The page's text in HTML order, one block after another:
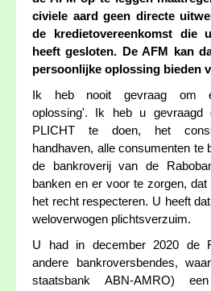
civiele aard geen directe
de kredietovereenkomst die
heeft gesloten. De AFM kan
persoonlijke oplossing bieden
Ik heb nooit gevraag om
oplossing'. Ik heb u gevraagd
PLICHT te doen, het
handhaven, alle consumenten te
de bankroverij van de
banken en er voor te zorgen,
het recht respecteren. U heeft
weloverwogen plichtsverzuim.
U had in december 2020 de
andere bankroversbendes,
staatsbank ABN-AMRO)